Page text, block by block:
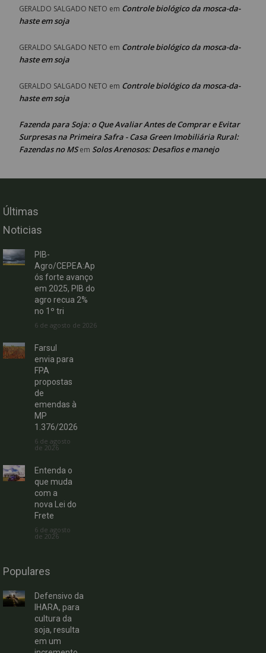
GERALDO SALGADO NETO em Controle biológico da mosca-da-
haste em soja
GERALDO SALGADO NETO em Controle biológico da mosca-da-
haste em soja
GERALDO SALGADO NETO em Controle biológico da mosca-da-
haste em soja
Fazenda para Soja: o Que Avaliar Antes de Comprar e Evitar
Surpresas na Primeira Safra - Casa Green Imobiliária Rural:
Fazendas no MSem Solos Arenosos: Desafios e manejo
Últimas
Noticias
PIB-
Agro/CEPEA:Ap
ós forte avanço
em 2025, PIB do
agro recua 2%
no 1º tri
6 de agosto de 2026
Farsul
envia para
FPA
propostas
de
emendas à
MP
1.376/2026
6 de agosto
de 2026
Entenda o
que muda
com a
nova Lei do
Frete
6 de agosto
de 2026
Populares
Defensivo da
IHARA, para
cultura da
soja, resulta
em um